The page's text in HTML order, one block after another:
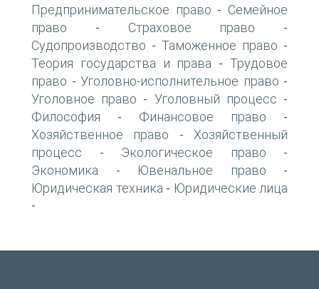
Предпринимательское право - Семейное
право - Страховое право -
Судопроизводство - Таможенное право -
Теория государства и права -Трудовое
право - Уголовно-исполнительное право -
Уголовное право - Уголовный процесс -
Философия - Финансовое право -
Хозяйственное право - Хозяйственный
процесс - Экологическое право -
Экономика - Ювенальное право -
Юридическая техника - Юридические лица
-